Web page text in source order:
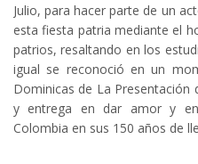
Julio, para hacer parte de un
esta fiesta patria mediante el
patrios, resaltando en los
igual se reconoció en un
Dominicas de La Presentación
y entrega en dar amor y
Colombia en sus 150 años de